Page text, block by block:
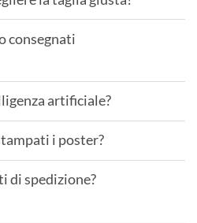
consegnati
artificiale?
i poster?
di spedizione?